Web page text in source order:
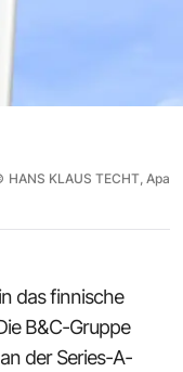
HANS KLAUS TECHT, Apa
das finnische
B&C-Gruppe
der Series-A-